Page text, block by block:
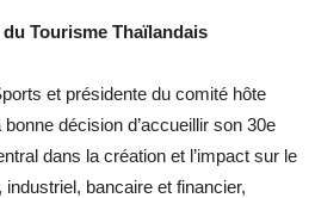
Tourisme Thaïlandais
et présidente du comité hôte
décision d’accueillir son 30e
dans la création et l’impact sur le
bancaire et financier,